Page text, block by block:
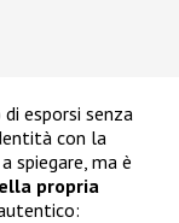
esporsi senza
con la
spiegare, ma è
propria